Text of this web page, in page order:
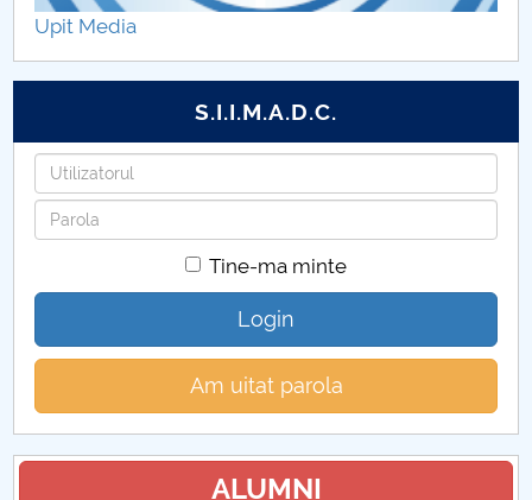
Upit Media
S.I.I.M.A.D.C.
Utilizatorul
Parola
Tine-ma minte
Login
Am uitat parola
ALUMNI